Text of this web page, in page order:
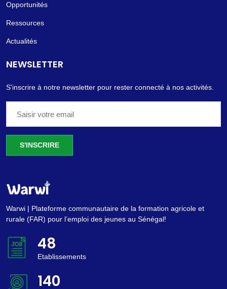
Opportunités
Ressources
Actualités
NEWSLETTER
S'inscrire à notre newsletter pour rester connecté à nos activités.
S'INSCRIRE
Warwi | Plateforme communautaire de la formation agricole et
rurale (FAR) pour l’emploi des jeunes au Sénégal!
55
Etablissements
161